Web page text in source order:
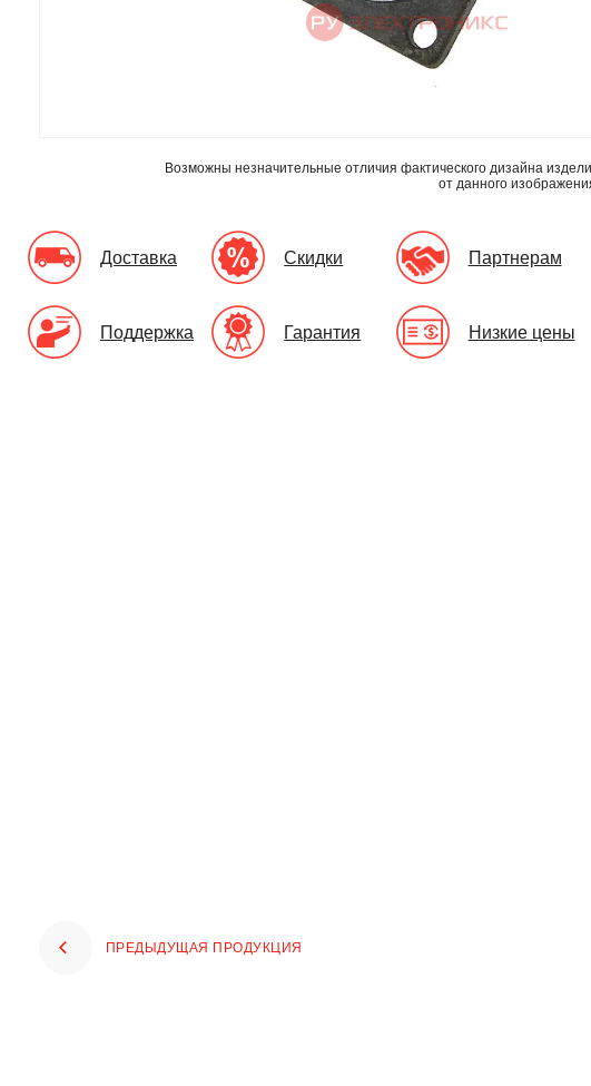
Возможны незначительные отличия фактического дизайна
от данного
Доставка Скидки Партнерам
Поддержка Гарантия Низкие цены
ПРЕДЫДУЩАЯ ПРОДУКЦИЯ